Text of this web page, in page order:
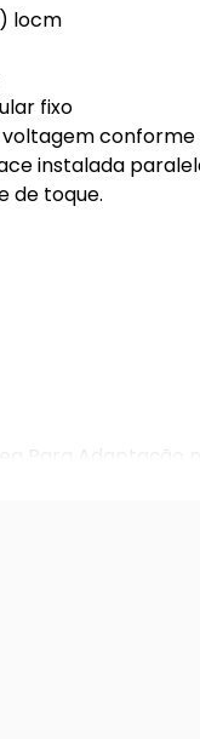
locm
fixo
instalada
de toque.
Para Adaptação